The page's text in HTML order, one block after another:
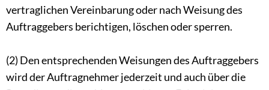
vertraglichen Vereinbarung oder nach Weisung des
Auftraggebers berichtigen, löschen oder sperren.
(2) Den entsprechenden Weisungen des Auftraggebers
wird der Auftragnehmer jederzeit und auch über die